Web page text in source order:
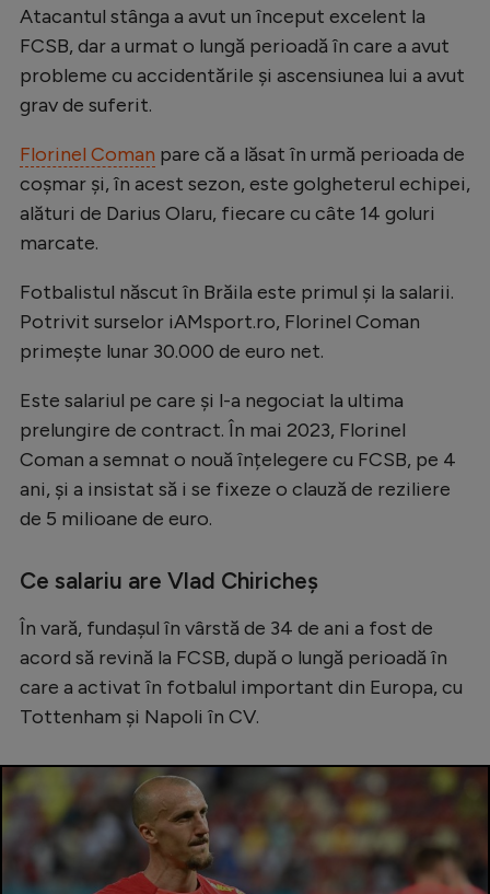
Atacantul stânga a avut un început excelent la
FCSB, dar a urmat o lungă perioadă în care a avut
probleme cu accidentările și ascensiunea lui a avut
grav de suferit.
Florinel Coman pare că a lăsat în urmă perioada de
coșmar și, în acest sezon, este golgheterul echipei,
alături de Darius Olaru, fiecare cu câte 14 goluri
marcate.
Fotbalistul născut în Brăila este primul și la salarii.
Potrivit surselor iAMsport.ro, Florinel Coman
primește lunar 30.000 de euro net.
Este salariul pe care și l-a negociat la ultima
prelungire de contract. În mai 2023, Florinel
Coman a semnat o nouă înțelegere cu FCSB, pe 4
ani, și a insistat să i se fixeze o clauză de reziliere
de 5 milioane de euro.
Ce salariu are Vlad Chiricheș
În vară, fundașul în vârstă de 34 de ani a fost de
acord să revină la FCSB, după o lungă perioadă în
care a activat în fotbalul important din Europa, cu
Tottenham și Napoli în CV.